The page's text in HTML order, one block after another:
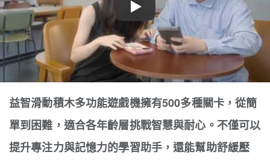
Play
益智滑動積木多功能遊戲機擁有500多種關卡，從簡
單到困難，適合各年齡層挑戰智慧與耐心。不僅可以
提升專注力與記憶力的學習助手，還能幫助舒緩壓